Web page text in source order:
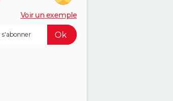
Voir un exemple